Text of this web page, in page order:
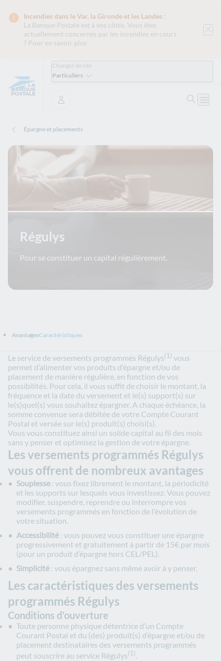
Incendies dans le Var, la Gironde et les Landes :
La Banque Postale est à vos côtés. Vous êtes
actuellement concernés par les incendies en cours
? Pour en savoir plus
Changer de site
Particuliers
Se connecter
Épargne et placements
Régulys
Pour se constituer un capital régulièrement.
AvantagesCaractéristiques
Le service de versements programmés Régulys(1) vous
permet d’alimenter vos produits d’épargne et/ou de
placement de manière régulière, en fonction de vos
possibilités. Pour cela, il vous suffit de choisir le montant, la
fréquence et la date du versement et le(s) support(s) sur
le(s)quel(s) vous souhaitez épargner. A chaque échéance, la
somme convenue sera débitée de votre Compte Courant
Postal et versée sur le(s) produit(s) choisi(s).
Vous vous constituez ainsi un solide capital au fil des mois
sans y penser et optimisez la gestion de votre épargne.
Les versements programmés Régulys
vous offrent de nombreux avantages
Souplesse : vous fixez librement le montant, la périodicité
et les supports sur lesquels vous investissez. Vous pouvez
modifier, suspendre, reprendre ou interrompre vos
versements programmés en fonction de l’évolution de
votre situation.
Accessibilité : vous pouvez vous constituer une épargne
progressivement et gratuitement à partir de 15€ par mois
(pour un produit d’épargne hors CEL/PEL).
Simplicité : vous épargnez sans même avoir à y penser.
Les caractéristiques des versements
programmés Régulys
Conditions d'ouverture
Toute personne physique détentrice d’un Compte
Courant Postal et du (des) produit(s) d’épargne et/ou de
placement destinataires des versements programmés
peut souscrire au service Régulys(1).